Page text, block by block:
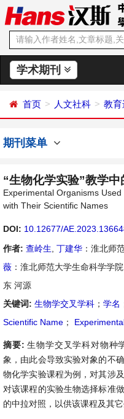
学术期刊
首页 人文社科 教育
期刊菜单
“生物化学实验”教学
Experimental Organisms Used
with Their Scientific Names
DOI: 10.12677/
作者: 查岭生 丁建华 ：淮北师
薇 ：淮北师范大学生命科学学
东 河源
关键词: 生物学交叉学科 ； 学名
Scientific Name ；
摘要:生物学交叉学科对物种
象，由此会导致实验对象的不
物化学实验课程为例，对其涉
对该课程的实验生物选择标准
的中拉对照，以供该课程及其